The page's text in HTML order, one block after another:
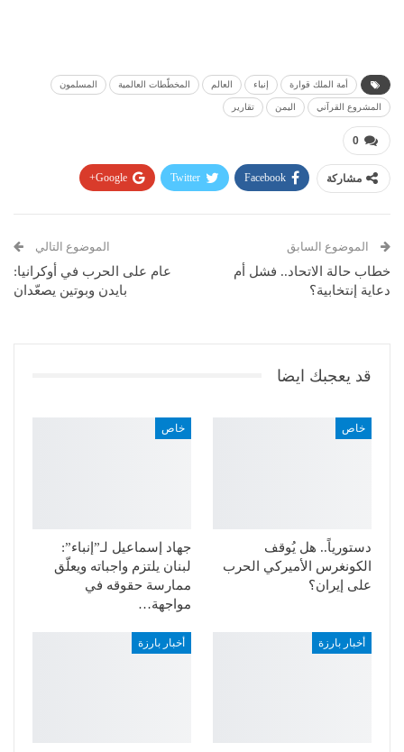
أمة الملك قوارة إنباء العالم المخطّطات العالمية المسلمون
المشروع القرآني اليمن تقارير
0
مشاركة Facebook
Twitter
Google+
الموضوع السابق
خطاب حالة الاتحاد.. فشل أم
دعاية إنتخابية؟
الموضوع التالي
عام على الحرب في أوكرانيا:
بايدن وبوتين يصعّدان
قد يعجبك ايضا
خاص
دستورياً.. هل يُوقف
الكونغرس الأميركي الحرب
على إيران؟
خاص
جهاد إسماعيل لـ”إنباء”:
لبنان يلتزم واجباته ويعلّق
ممارسة حقوقه في
مواجهة…
أخبار بارزة أخبار بارزة